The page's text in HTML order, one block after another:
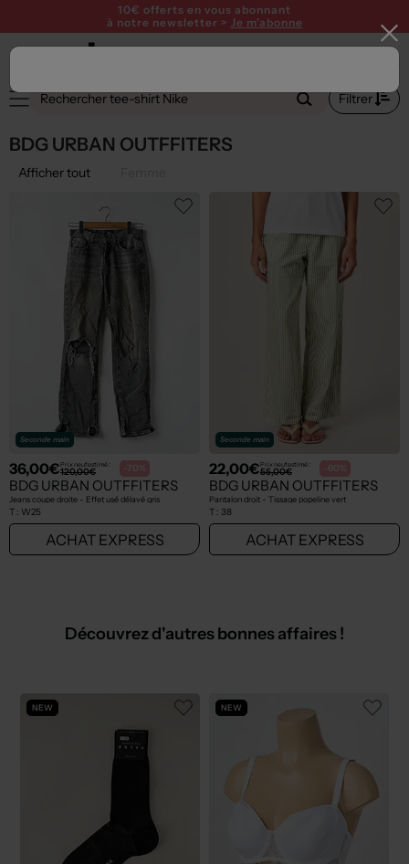
10€ offerts en vous abonnant
à notre newsletter > Je m'abonne
Filtrer
BDG URBAN OUTFFITERS
Afficher tout
Seconde main
36,00€Prix neuf estimé :
120,00€ -70%
BDG URBAN OUTFFITERS
Jeans coupe droite - Effet usé délavé gris
T : W25
ACHAT EXPRESS
Seconde main
22,00€Prix neuf estimé :
55,00€ -60%
BDG URBAN OUTFFITERS
Pantalon droit - Tissage popeline vert
T : 38
ACHAT EXPRESS
Découvrez d'autres bonnes affaires !
NEW NEW